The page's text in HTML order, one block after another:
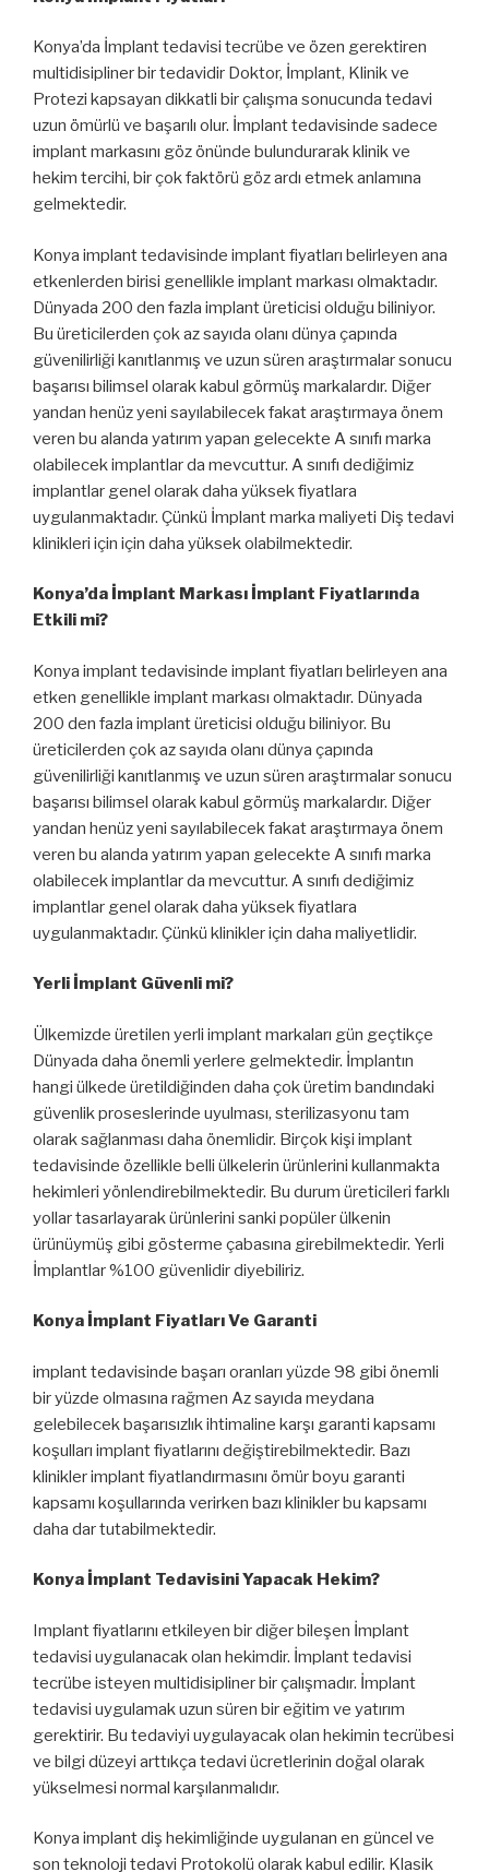
Konya’da İmplant tedavisi tecrübe ve özen gerektiren
multidisipliner bir tedavidir Doktor, İmplant, Klinik ve
Protezi kapsayan dikkatli bir çalışma sonucunda tedavi
uzun ömürlü ve başarılı olur. İmplant tedavisinde sadece
implant markasını göz önünde bulundurarak klinik ve
hekim tercihi, bir çok faktörü göz ardı etmek anlamına
gelmektedir.
Konya implant tedavisinde implant fiyatları belirleyen ana
etkenlerden birisi genellikle implant markası olmaktadır.
Dünyada 200 den fazla implant üreticisi olduğu biliniyor.
Bu üreticilerden çok az sayıda olanı dünya çapında
güvenilirliği kanıtlanmış ve uzun süren araştırmalar sonucu
başarısı bilimsel olarak kabul görmüş markalardır. Diğer
yandan henüz yeni sayılabilecek fakat araştırmaya önem
veren bu alanda yatırım yapan gelecekte A sınıfı marka
olabilecek implantlar da mevcuttur. A sınıfı dediğimiz
implantlar genel olarak daha yüksek fiyatlara
uygulanmaktadır. Çünkü İmplant marka maliyeti Diş tedavi
klinikleri için için daha yüksek olabilmektedir.
Konya’da İmplant Markası İmplant Fiyatlarında
Etkili mi?
Konya implant tedavisinde implant fiyatları belirleyen ana
etken genellikle implant markası olmaktadır. Dünyada
200 den fazla implant üreticisi olduğu biliniyor. Bu
üreticilerden çok az sayıda olanı dünya çapında
güvenilirliği kanıtlanmış ve uzun süren araştırmalar sonucu
başarısı bilimsel olarak kabul görmüş markalardır. Diğer
yandan henüz yeni sayılabilecek fakat araştırmaya önem
veren bu alanda yatırım yapan gelecekte A sınıfı marka
olabilecek implantlar da mevcuttur. A sınıfı dediğimiz
implantlar genel olarak daha yüksek fiyatlara
uygulanmaktadır. Çünkü klinikler için daha maliyetlidir.
Yerli İmplant Güvenli mi?
Ülkemizde üretilen yerli implant markaları gün geçtikçe
Dünyada daha önemli yerlere gelmektedir. İmplantın
hangi ülkede üretildiğinden daha çok üretim bandındaki
güvenlik proseslerinde uyulması, sterilizasyonu tam
olarak sağlanması daha önemlidir. Birçok kişi implant
tedavisinde özellikle belli ülkelerin ürünlerini kullanmakta
hekimleri yönlendirebilmektedir. Bu durum üreticileri farklı
yollar tasarlayarak ürünlerini sanki popüler ülkenin
ürünüymüş gibi gösterme çabasına girebilmektedir. Yerli
İmplantlar %100 güvenlidir diyebiliriz.
Konya İmplant Fiyatları Ve Garanti
implant tedavisinde başarı oranları yüzde 98 gibi önemli
bir yüzde olmasına rağmen Az sayıda meydana
gelebilecek başarısızlık ihtimaline karşı garanti kapsamı
koşulları implant fiyatlarını değiştirebilmektedir. Bazı
klinikler implant fiyatlandırmasını ömür boyu garanti
kapsamı koşullarında verirken bazı klinikler bu kapsamı
daha dar tutabilmektedir.
Konya İmplant Tedavisini Yapacak Hekim?
Implant fiyatlarını etkileyen bir diğer bileşen İmplant
tedavisi uygulanacak olan hekimdir. İmplant tedavisi
tecrübe isteyen multidisipliner bir çalışmadır. İmplant
tedavisi uygulamak uzun süren bir eğitim ve yatırım
gerektirir. Bu tedaviyi uygulayacak olan hekimin tecrübesi
ve bilgi düzeyi arttıkça tedavi ücretlerinin doğal olarak
yükselmesi normal karşılanmalıdır.
Konya implant diş hekimliğinde uygulanan en güncel ve
son teknoloji tedavi Protokolü olarak kabul edilir. Klasik